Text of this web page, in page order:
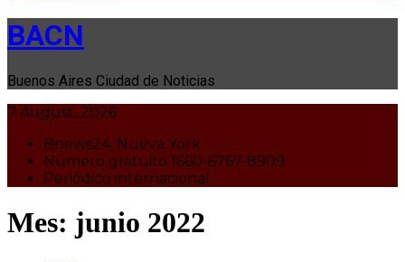
BACN
Buenos Aires Ciudad de Noticias
7 August, 2026
Bnews24, Nueva York
Número gratuito 1660-6767-8909
Periódico internacional
Mes: junio 2022